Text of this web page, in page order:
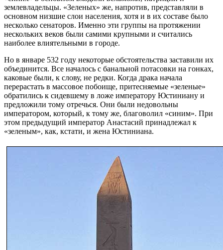
землевладельцы. «Зеленых» же, напротив, представляли в
основном низшие слои населения, хотя и в их составе было
несколько сенаторов. Именно эти группы на протяжении
нескольких веков были самими крупными и считались
наиболее влиятельными в городе.
Но в январе 532 году некоторые обстоятельства заставили их
объединится. Все началось с банальной потасовки на гонках,
каковые были, к слову, не редки. Когда драка начала
перерастать в массовое побоище, притесняемые «зеленые»
обратились к сидевшему в ложе императору Юстиниану и
предложили тому отречься. Они были недовольны
императором, который, к тому же, благоволил «синим». При
этом предыдущий император Анастасий принадлежал к
«зеленым», как, кстати, и жена Юстиниана.